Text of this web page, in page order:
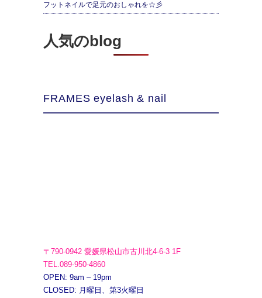
フットネイルで足元のおしゃれを☆彡
人気のblog
FRAMES eyelash & nail
〒790-0942 愛媛県松山市古川北4-6-3 1F
TEL.089-950-4860
OPEN: 9am – 19pm
CLOSED: 月曜日、第3火曜日